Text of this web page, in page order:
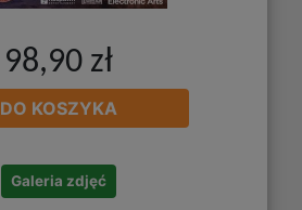
98,90 zł
DO KOSZYKA
Galeria zdjęć